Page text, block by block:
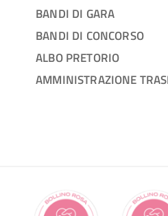
BANDI DI GARA
BANDI DI CONCORSO
ALBO PRETORIO
AMMINISTRAZIONE